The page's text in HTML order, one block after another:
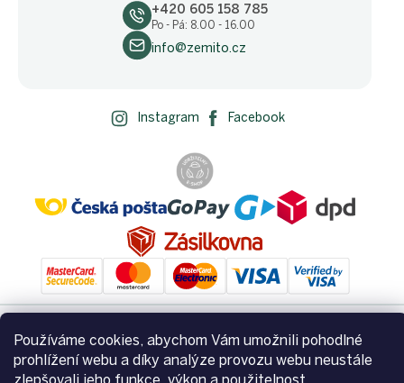
Používáme cookies, abychom Vám umožnili pohodlné
prohlížení webu a díky analýze provozu webu neustále
+420 605 158 785
Po - Pá: 8.00 - 16.00
info@zemito.cz
Instagram Facebook
Vytvořil Shoptet